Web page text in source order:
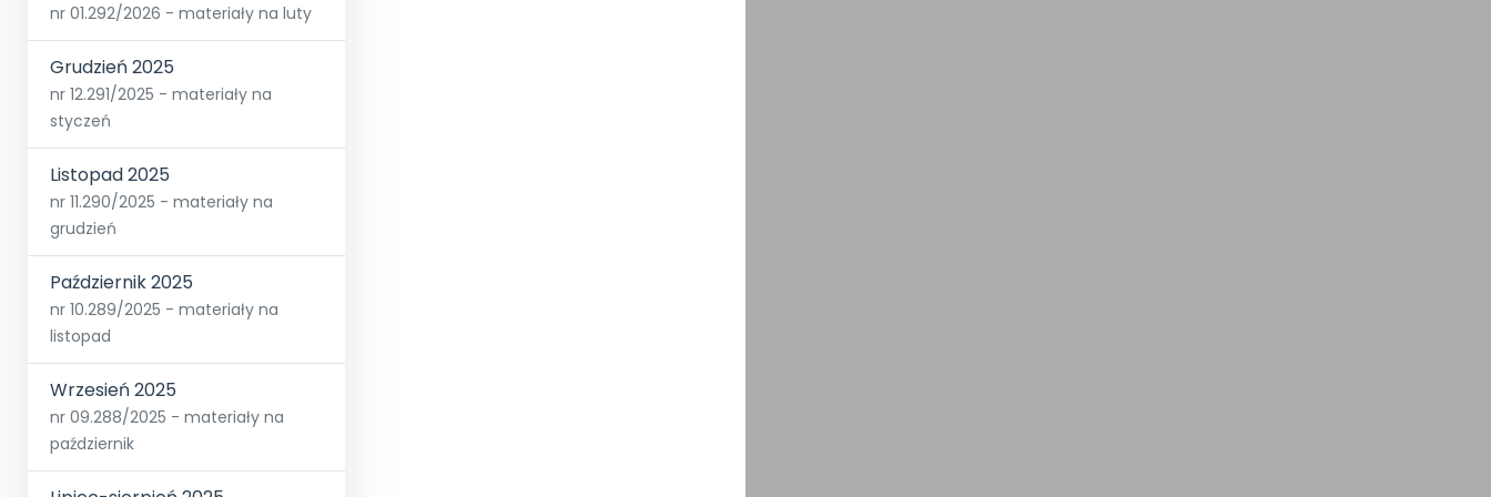
nr 01.292/2026 - materiały na luty
Grudzień 2025
nr 12.291/2025 - materiały na
styczeń
Listopad 2025
nr 11.290/2025 - materiały na
grudzień
Październik 2025
nr 10.289/2025 - materiały na
listopad
Wrzesień 2025
nr 09.288/2025 - materiały na
październik